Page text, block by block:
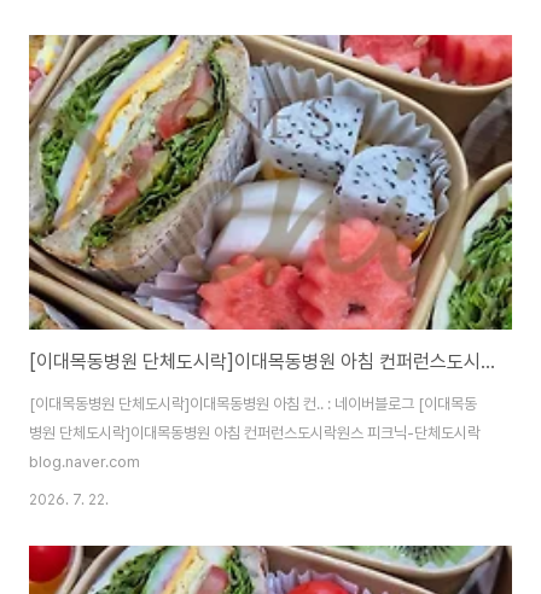
[이대목동병원 단체도시락]이대목동병원 아침 컨퍼런스도시락<목동도시락/단체도시락/도시락케이터링:원스피크닉>
[이대목동병원 단체도시락]이대목동병원 아침 컨.. : 네이버블로그 [이대목동
병원 단체도시락]이대목동병원 아침 컨퍼런스도시락원스 피크닉-단체도시락
blog.naver.com
2026. 7. 22.